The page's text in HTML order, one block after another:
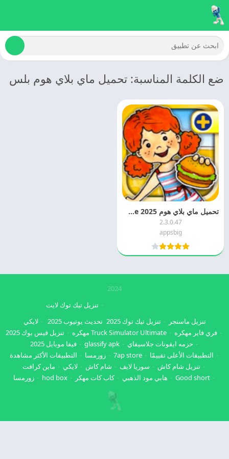
ضع الكلمة المناسبة: تحميل ماي بلاي هوم بلس
تحميل ماي بلاي هوم 2025 My Play Home اخر اصدار
2.3.0.47
appsbig
2024
تنزيل ماسنجر تنزيل تيك توك 2025
تنزيل تيك توك لايت
تحديث يوتيوب 2025
لايكي
فري فاير مهكره
Truck Simulator Ultimate مهكره
تنزيل فيس بوك 2025
حزمه ايقونات جلاسيفاي
glassify apk
فيفا موبايل 2025
التطبيقات الأعلى تقييمًا
7ap store زورمسا
التطبيقات الأكثر مشاهدة
تنزيل شام كاش
سوريا لايف شام كاش لايكي
ماين كرافت
Good short
هابي مود الذهبي كاب كات مهكر hod box زورمسا